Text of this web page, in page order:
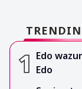
Edo
Edo